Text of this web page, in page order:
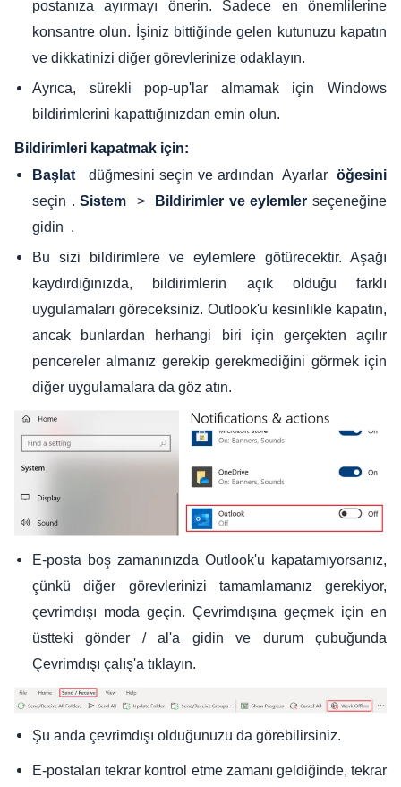
postanıza ayırmayı önerin. Sadece en önemlilerine
konsantre olun. İşiniz bittiğinde gelen kutunuzu kapatın
ve dikkatinizi diğer görevlerinize odaklayın.
Ayrıca, sürekli pop-up'lar almamak için Windows
bildirimlerini kapattığınızdan emin olun.
Bildirimleri kapatmak için:
Başlat
düğmesini seçin ve ardından Ayarlar öğesini
seçin .Sistem > Bildirimler ve eylemler seçeneğine
gidin .
Bu sizi bildirimlere ve eylemlere götürecektir. Aşağı
kaydırdığınızda, bildirimlerin açık olduğu farklı
uygulamaları göreceksiniz. Outlook'u kesinlikle kapatın,
ancak bunlardan herhangi biri için gerçekten açılır
pencereler almanız gerekip gerekmediğini görmek için
diğer uygulamalara da göz atın.
E-posta boş zamanınızda Outlook'u kapatamıyorsanız,
çünkü diğer görevlerinizi tamamlamanız gerekiyor,
çevrimdışı moda geçin. Çevrimdışına geçmek için en
üstteki gönder / al'a gidin ve durum çubuğunda
Çevrimdışı çalış'a tıklayın.
Şu anda çevrimdışı olduğunuzu da görebilirsiniz.
E-postaları tekrar kontrol etme zamanı geldiğinde, tekrar